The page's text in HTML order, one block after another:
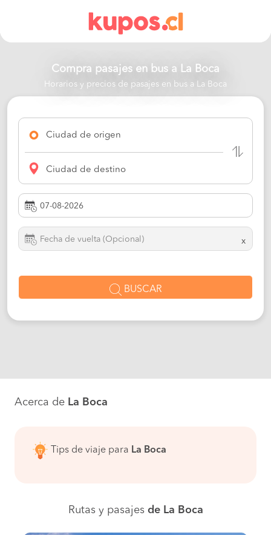
Compra pasajes en bus a La Boca
Horarios y precios de pasajes en bus a La Boca
Ciudad de origen
Ciudad de destino
x
BUSCAR
Acerca de La Boca
Tips de viaje para La Boca
Rutas y pasajes de La Boca